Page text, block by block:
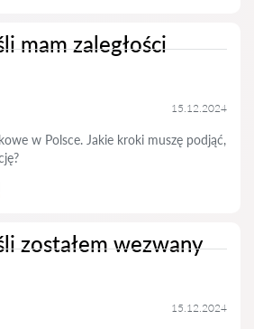
mam zaległości
15.12.2024
w Polsce. Jakie kroki muszę podjąć,
zostałem wezwany
15.12.2024